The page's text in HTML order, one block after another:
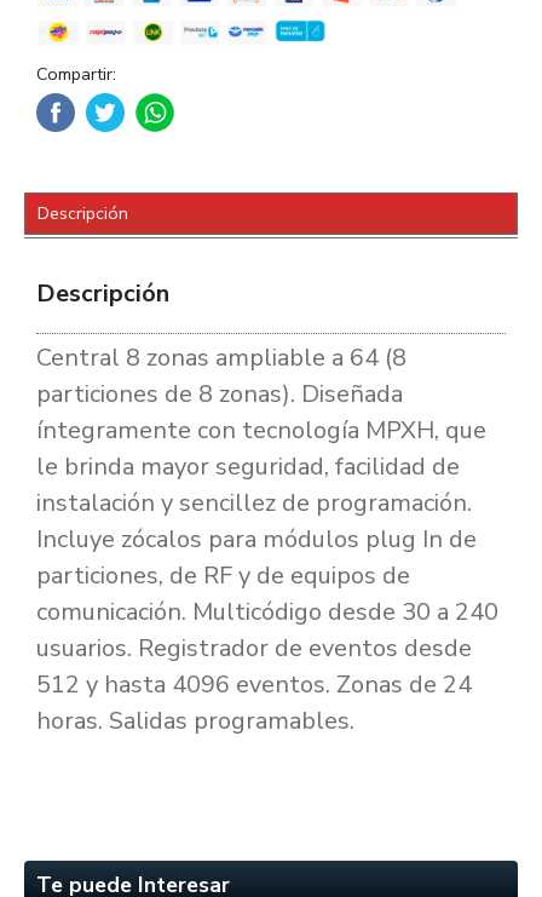
Compartir:
Descripción
Descripción
Central 8 zonas ampliable a 64 (8
particiones de 8 zonas). Diseñada
íntegramente con tecnología MPXH, que
le brinda mayor seguridad, facilidad de
instalación y sencillez de programación.
Incluye zócalos para módulos plug In de
particiones, de RF y de equipos de
comunicación. Multicódigo desde 30 a 240
usuarios. Registrador de eventos desde
512 y hasta 4096 eventos. Zonas de 24
horas. Salidas programables.
Te puede Interesar